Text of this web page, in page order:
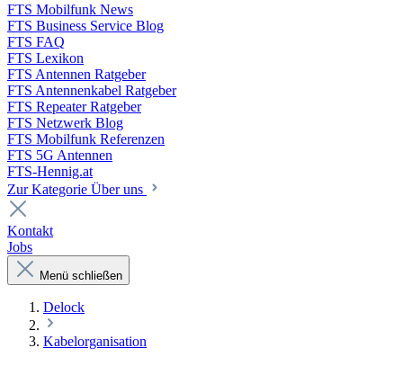
FTS Mobilfunk News
FTS Business Service Blog
FTS FAQ
FTS Lexikon
FTS Antennen Ratgeber
FTS Antennenkabel Ratgeber
FTS Repeater Ratgeber
FTS Netzwerk Blog
FTS Mobilfunk Referenzen
FTS 5G Antennen
FTS-Hennig.at
Zur Kategorie Über uns
Kontakt
Jobs
Menü schließen
Delock
Kabelorganisation